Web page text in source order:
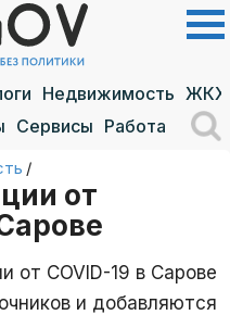
Недвижимость ЖКХ
Сервисы Работа
/
от
от COVID-19 в Сарове
и добавляются